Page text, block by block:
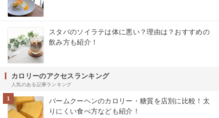
スタバのソイラテは体に悪い？理由は？おすすめの
飲み方も紹介！
カロリーのアクセスランキング
人気のある記事ランキング
1
バームクーヘンのカロリー・糖質を店別に比較！太
りにくい食べ方なども紹介！